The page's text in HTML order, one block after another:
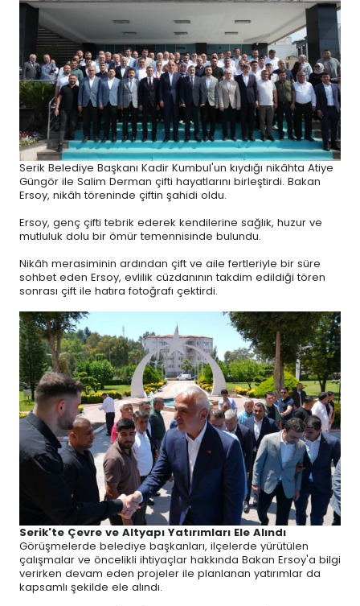
Serik Belediye Başkanı Kadir Kumbul'un kıydığı nikâhta Atiye
Güngör ile Salim Derman çifti hayatlarını birleştirdi. Bakan
Ersoy, nikâh töreninde çiftin şahidi oldu.
Ersoy, genç çifti tebrik ederek kendilerine sağlık, huzur ve
mutluluk dolu bir ömür temennisinde bulundu.
Nikâh merasiminin ardından çift ve aile fertleriyle bir süre
sohbet eden Ersoy, evlilik cüzdanının takdim edildiği tören
sonrası çift ile hatıra fotoğrafı çektirdi.
Serik'te Çevre ve Altyapı Yatırımları Ele Alındı
Görüşmelerde belediye başkanları, ilçelerde yürütülen
çalışmalar ve öncelikli ihtiyaçlar hakkında Bakan Ersoy'a bilgi
verirken devam eden projeler ile planlanan yatırımlar da
kapsamlı şekilde ele alındı.